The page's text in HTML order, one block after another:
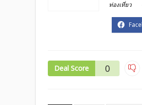
ท่องเที่ยว
Deal Score 0